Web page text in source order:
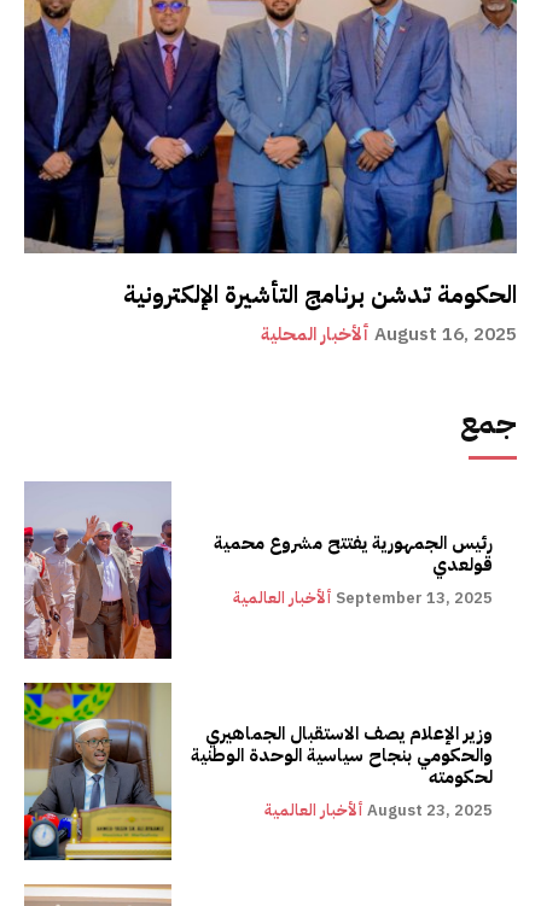
الحكومة تدشن برنامج التأشيرة الإلكترونية
ألأخبار المحلية August 16, 2025
جمع
رئيس الجمهورية يفتتح مشروع محمية
قولعدي
ألأخبار العالمية September 13, 2025
وزير الإعلام يصف الاستقبال الجماهيري
والحكومي بنجاح سياسية الوحدة الوطنية
لحكومته
ألأخبار العالمية August 23, 2025